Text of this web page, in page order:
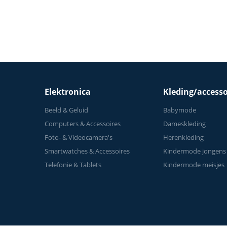
Elektronica
Beeld & Geluid
Computers & Accessoires
Foto- & Videocamera's
Smartwatches & Accessoires
Telefonie & Tablets
Kleding/
Babymode
Dameskleding
Herenkleding
Kindermode jongens
Kindermode meisjes